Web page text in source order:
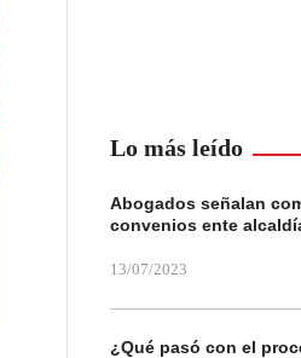
Lo más leído
Abogados señalan
convenios ente
13/07/2023
¿Qué pasó con el